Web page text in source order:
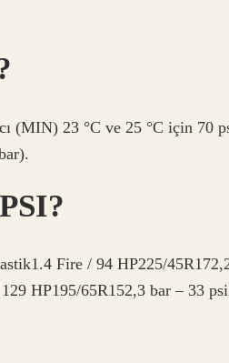
(MIN) 23 °C ve 25 °C için 70
Fire / 94 HP225/
HP195/65R152,3 bar – 33